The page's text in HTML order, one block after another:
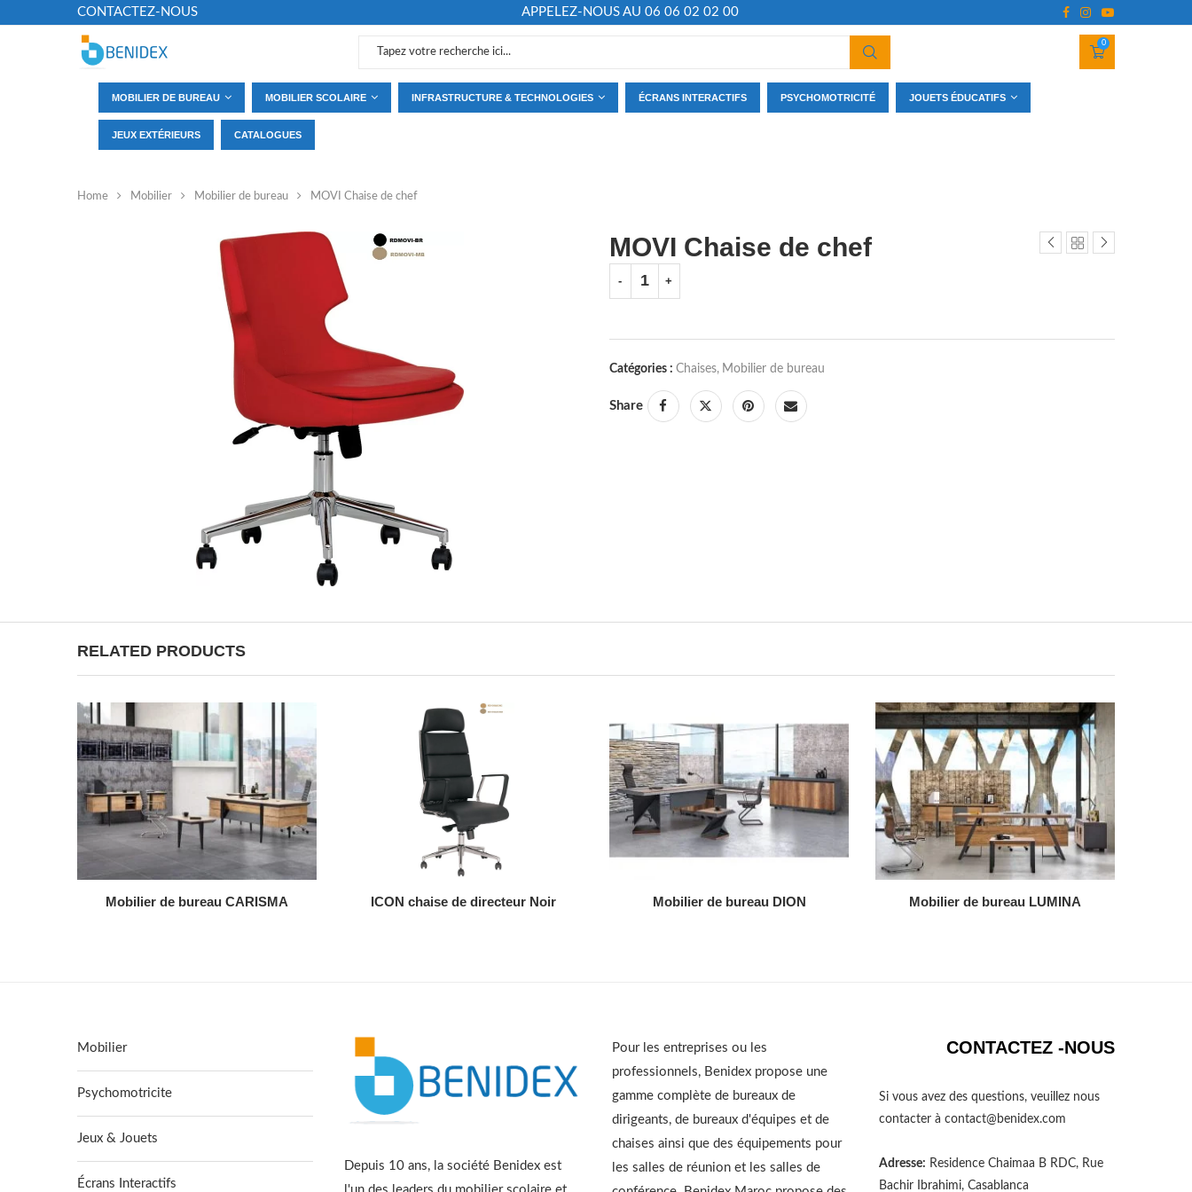
CONTACTEZ-NOUS APPELEZ-NOUS AU 06 06 02 02 00
0
MOBILIER DE BUREAU MOBILIER SCOLAIRE INFRASTRUCTURE & TECHNOLOGIES ÉCRANS INTERACTIFS PSYCHOMOTRICITÉ JOUETS ÉDUCATIFS
JEUX EXTÉRIEURS CATALOGUES
Home Mobilier Mobilier de bureau MOVI Chaise de chef
MOVI Chaise de chef
Catégories : Chaises, Mobilier de bureau
Share
RELATED PRODUCTS
AJOUTER AU DEVIS
Mobilier de bureau CARISMA AJOUTER AU DEVIS
ICON chaise de directeur Noir AJOUTER AU DEVIS
Mobilier de bureau DION AJOUTER AU DEVIS
Mobilier de bureau LUMINA
Mobilier
Psychomotricite
Jeux & Jouets
Écrans Interactifs
Depuis 10 ans, la société Benidex est
Pour les entreprises ou les
professionnels, Benidex propose une
gamme complète de bureaux de
dirigeants, de bureaux d'équipes et de
chaises ainsi que des équipements pour
les salles de réunion et les salles de
CONTACTEZ -NOUS
Si vous avez des questions, veuillez nous
contacter à contact@benidex.com
Adresse: Residence Chaimaa B RDC, Rue
Bachir Ibrahimi, Casablanca